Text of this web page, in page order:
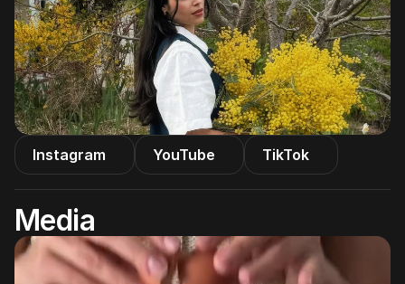
Instagram YouTube TikTok
Media